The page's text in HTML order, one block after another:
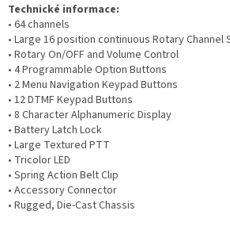
Technické informace:
• 64 channels
• Large 16 position continuous Rotary Channel
• Rotary On/OFF and Volume Control
• 4 Programmable Option Buttons
• 2 Menu Navigation Keypad Buttons
• 12 DTMF Keypad Buttons
• 8 Character Alphanumeric Display
• Battery Latch Lock
• Large Textured PTT
• Tricolor LED
• Spring Action Belt Clip
• Accessory Connector
• Rugged, Die-Cast Chassis